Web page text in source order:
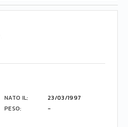
NATO IL:
23/03/1997
PESO: -